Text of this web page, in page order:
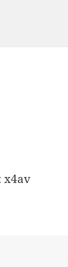
x4av